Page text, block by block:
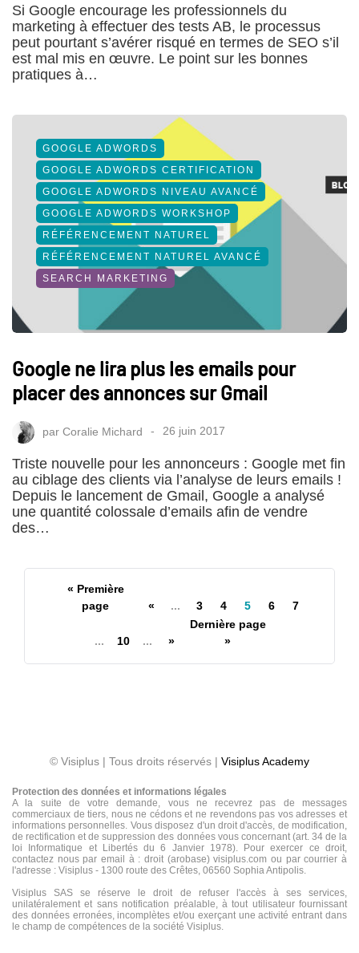
Si Google encourage les professionnels du
marketing à effectuer des tests AB, le processus
peut pourtant s’avérer risqué en termes de SEO s’il
est mal mis en œuvre. Le point sur les bonnes
pratiques à…
GOOGLE ADWORDS
GOOGLE ADWORDS CERTIFICATION
GOOGLE ADWORDS NIVEAU AVANCÉ
GOOGLE ADWORDS WORKSHOP
RÉFÉRENCEMENT NATUREL
RÉFÉRENCEMENT NATUREL AVANCÉ
SEARCH MARKETING
Google ne lira plus les emails pour
placer des annonces sur Gmail
par Coralie Michard 26 juin 2017
Triste nouvelle pour les annonceurs : Google met fin
au ciblage des clients via l’analyse de leurs emails !
Depuis le lancement de Gmail, Google a analysé
une quantité colossale d’emails afin de vendre
des…
« Première
page
« ... 3 4 5 6 7
... 10 ... »
Dernière page
»
© Visiplus | Tous droits réservés | Visiplus Academy
Protection des données et informations légales
A la suite de votre demande, vous ne recevrez pas de messages
commerciaux de tiers, nous ne cédons et ne revendons pas vos adresses et
informations personnelles. Vous disposez d'un droit d'accès, de modification,
de rectification et de suppression des données vous concernant (art. 34 de la
loi Informatique et Libertés du 6 Janvier 1978). Pour exercer ce droit,
contactez nous par email à : droit (arobase) visiplus.com ou par courrier à
l'adresse : Visiplus - 1300 route des Crêtes, 06560 Sophia Antipolis.
Visiplus SAS se réserve le droit de refuser l'accès à ses services,
unilatéralement et sans notification préalable, à tout utilisateur fournissant
des données erronées, incomplètes et/ou exerçant une activité entrant dans
le champ de compétences de la société Visiplus.